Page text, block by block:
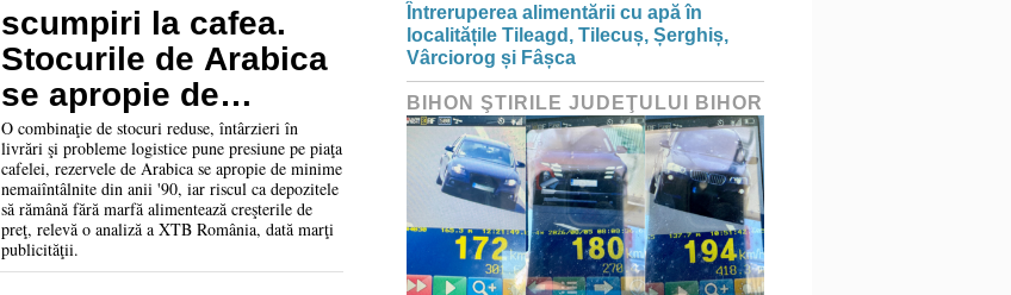
scumpiri la cafea.
Stocurile de Arabica
se apropie de
minime istorice
O combinaţie de stocuri reduse, întârzieri în
livrări şi probleme logistice pune presiune pe piaţa
cafelei, rezervele de Arabica se apropie de minime
nemaiîntâlnite din anii '90, iar riscul ca depozitele
să rămână fără marfă alimentează creşterile de
preţ, relevă o analiză a XTB România, dată marţi
publicităţii.
Întreruperea alimentării cu apă în
localitățile Tileagd, Tilecuș, Șerghiș,
Vârciorog și Fâșca
BIHON ŞTIRILE JUDEŢULUI BIHOR